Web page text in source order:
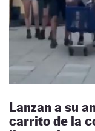
Lanzan a su
carrito de la